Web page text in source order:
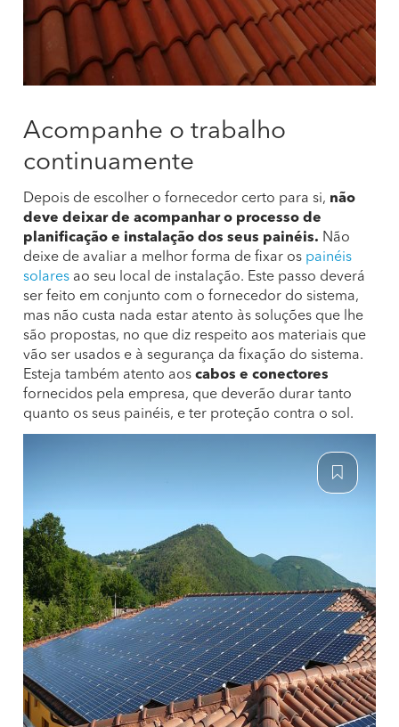
Acompanhe o trabalho
continuamente
Depois de escolher o fornecedor certo para si, não
deve deixar de acompanhar o processo de
planificação e instalação dos seus painéis. Não
deixe de avaliar a melhor forma de fixar os painéis
solares ao seu local de instalação. Este passo deverá
ser feito em conjunto com o fornecedor do sistema,
mas não custa nada estar atento às soluções que lhe
são propostas, no que diz respeito aos materiais que
vão ser usados e à segurança da fixação do sistema.
Esteja também atento aos cabos e conectores
fornecidos pela empresa, que deverão durar tanto
quanto os seus painéis, e ter proteção contra o sol.